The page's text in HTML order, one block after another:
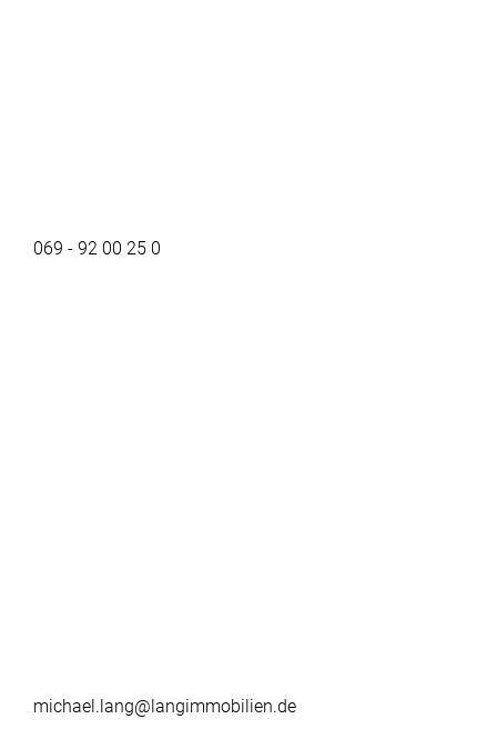
069 - 92 00 25 0
michael.lang@langimmobilien.de